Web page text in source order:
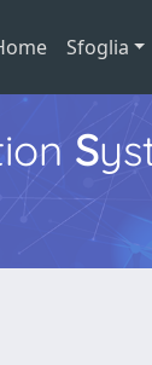
Sfoglia
S